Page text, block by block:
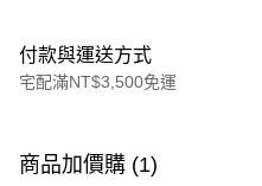
付款與運送方式
宅配滿NT$3,500免運
信用卡一次付款
商品加價購 (1)